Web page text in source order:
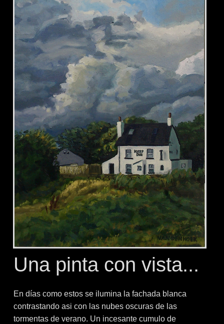
Una pinta con vista...
En días como estos se ilumina la fachada blanca
contrastando asi con las nubes oscuras de las
tormentas de verano. Un incesante cumulo de